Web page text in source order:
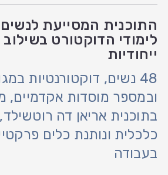
התוכנית המסייעת
לימודי הדוקטורט
ייחודיות
48 נשים, דוקטורנטיות
ובמספר מוסדות
בתוכנית אריאן דה
כלכלית ונותנת כלים
בעבודה